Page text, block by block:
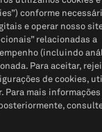
de privacidade do
Pessoais© 2026
conforme
e operar nosso
relacionadas a
(incluindo
Para aceitar,
de cookies,
Para mais informações